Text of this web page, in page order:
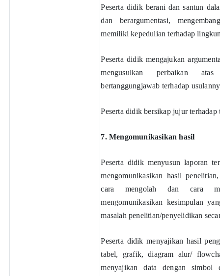
Peserta didik berani dan santun
dan berargumentasi,
memiliki kepedulian terhadap
Peserta didik mengajukan
mengusulkan perbaikan
bertanggungjawab terhadap
Peserta didik bersikap jujur terhadap
7. Mengomunikasikan hasil
Peserta didik menyusun laporan
mengomunikasikan hasil
cara mengolah dan cara
mengomunikasikan kesimpulan
masalah penelitian/penyelidikan
Peserta didik menyajikan hasil
tabel, grafik, diagram alur/
menyajikan data dengan simbol